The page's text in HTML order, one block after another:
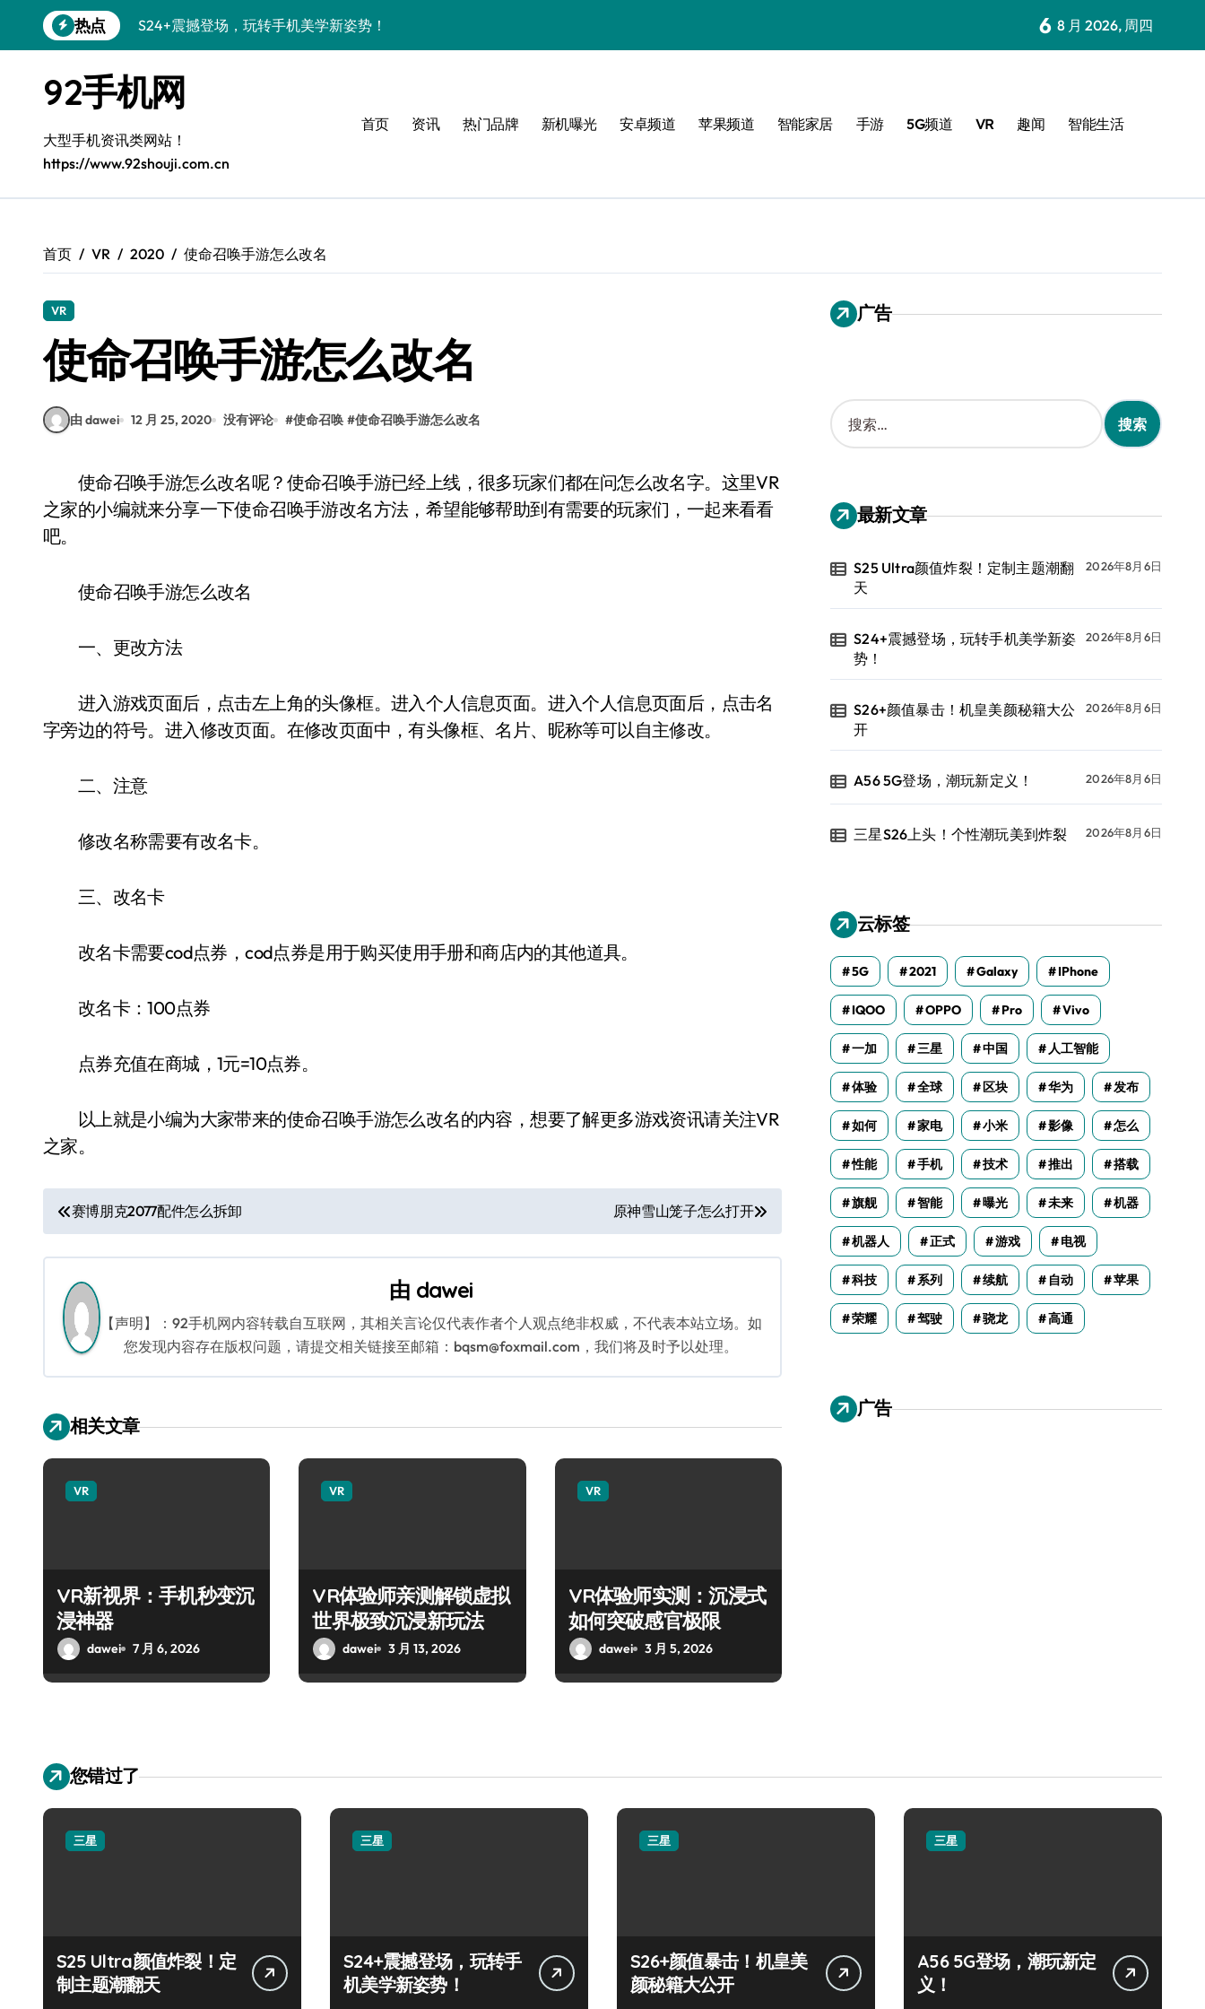
到
热点
S24+震撼登场，玩转手机美学新姿势！
A56 5G登场，潮玩新定义！
三星S26上头！个性潮玩美到炸裂
S25潮改指南：个性定制，酷到没朋友！
Galaxy C55 5G潮定新定义
Galaxy Z Flip6：折叠潮流，秒杀全场
S25 Ultra颜值炸裂！定制主题潮翻天
6 8 月 2026, 周四
92手机网
大型手机资讯类网站！
https://www.92shouji.com.cn
首页 资讯 热门品牌 新机曝光 安卓频道 苹果频道 智能家居 手游 5G频道 VR 趣闻 智能生活
首页 VR 2020 使命召唤手游怎么改名
VR
使命召唤手游怎么改名
由 dawei 12 月 25, 2020 没有评论 #使命召唤 #使命召唤手游怎么改名
使命召唤手游怎么改名呢？使命召唤手游已经上线，很多玩家们都在问怎么改名字。这里VR
之家的小编就来分享一下使命召唤手游改名方法，希望能够帮助到有需要的玩家们，一起来看看
吧。
使命召唤手游怎么改名
一、更改方法
进入游戏页面后，点击左上角的头像框。进入个人信息页面。进入个人信息页面后，点击名
字旁边的符号。进入修改页面。在修改页面中，有头像框、名片、昵称等可以自主修改。
二、注意
修改名称需要有改名卡。
三、改名卡
改名卡需要cod点券，cod点券是用于购买使用手册和商店内的其他道具。
改名卡：100点券
点券充值在商城，1元=10点券。
以上就是小编为大家带来的使命召唤手游怎么改名的内容，想要了解更多游戏资讯请关注VR
之家。
文
章
导
航
赛博朋克2077配件怎么拆卸 原神雪山笼子怎么打开
由 dawei
【声明】：92手机网内容转载自互联网，其相关言论仅代表作者个人观点绝非权威，不代表本站立场。如
您发现内容存在版权问题，请提交相关链接至邮箱：bqsm@foxmail.com，我们将及时予以处理。
相关文章
VR
VR新视界：手机秒变沉
浸神器
dawei 7 月 6, 2026
VR
VR体验师亲测解锁虚拟
世界极致沉浸新玩法
dawei 3 月 13, 2026
VR
VR体验师实测：沉浸式
如何突破感官极限
dawei 3 月 5, 2026
广告
搜
索
：
最新文章
S25 Ultra颜值炸裂！定制主题潮翻
天
2026年8月6日
S24+震撼登场，玩转手机美学新姿
势！
2026年8月6日
S26+颜值暴击！机皇美颜秘籍大公
开
2026年8月6日
A56 5G登场，潮玩新定义！ 2026年8月6日
三星S26上头！个性潮玩美到炸裂 2026年8月6日
云标签
5G 2021 Galaxy IPhone
IQOO OPPO Pro Vivo
一加 三星 中国 人工智能
体验 全球 区块 华为 发布
如何 家电 小米 影像 怎么
性能 手机 技术 推出 搭载
旗舰 智能 曝光 未来 机器
机器人 正式 游戏 电视
科技 系列 续航 自动 苹果
荣耀 驾驶 骁龙 高通
广告
您错过了
三星
S25 Ultra颜值炸裂！定
制主题潮翻天
三星
S24+震撼登场，玩转手
机美学新姿势！
三星
S26+颜值暴击！机皇美
颜秘籍大公开
三星
A56 5G登场，潮玩新定
义！